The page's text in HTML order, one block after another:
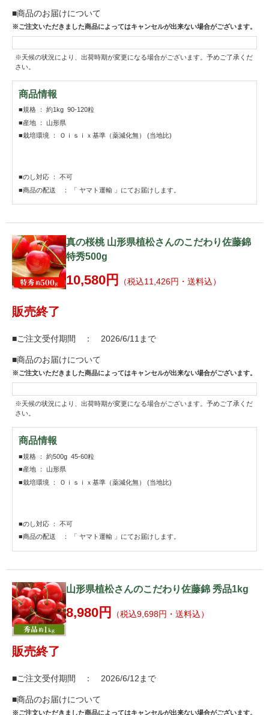
■商品のお届けについて
※ご注文いただきました商品によってはキャンセルが出来ない場合がございます。
※天候の状況により、出荷時期が変更になる場合がございます。予めご了承くだ
さい。
商品情報
■規格 ： 約1kg 90-120粒
■産地 ： 山形県
■栽培環境 ： Ｏｉｓｉｘ基準（薬減化無） (当地比)
■のし対応 ： 不可
■商品の配送 ： 「 ヤマト運輸 」にてお届けします。
真の桜桃 山形県植松さんのこだわり佐藤錦
特秀500g
10,580円 （税込11,426円・送料込）
販売終了
■ご注文受付期間 ： 2026/6/11まで
■商品のお届けについて
※ご注文いただきました商品によってはキャンセルが出来ない場合がございます。
※天候の状況により、出荷時期が変更になる場合がございます。予めご了承くだ
さい。
商品情報
■規格 ： 約500g 45-60粒
■産地 ： 山形県
■栽培環境 ： Ｏｉｓｉｘ基準（薬減化無） (当地比)
■のし対応 ： 不可
■商品の配送 ： 「 ヤマト運輸 」にてお届けします。
山形県植松さんのこだわり佐藤錦 秀品1kg
8,980円 （税込9,698円・送料込）
販売終了
■ご注文受付期間 ： 2026/6/12まで
■商品のお届けについて
※ご注文いただきました商品によってはキャンセルが出来ない場合がございます。